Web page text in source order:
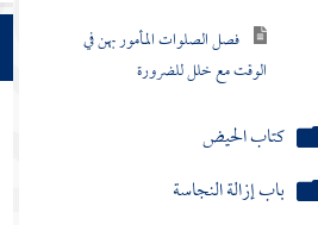
فصل الصلوات المأمور بهن في
الوقت مع خلل للضرورة
كتاب الحيض
باب إزالة النجاسة